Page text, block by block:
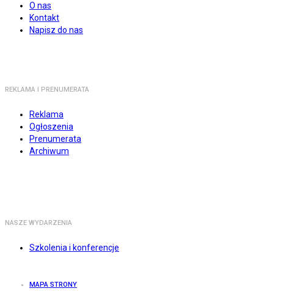
O nas
Kontakt
Napisz do nas
REKLAMA I PRENUMERATA
Reklama
Ogłoszenia
Prenumerata
Archiwum
NASZE WYDARZENIA
Szkolenia i konferencje
MAPA STRONY